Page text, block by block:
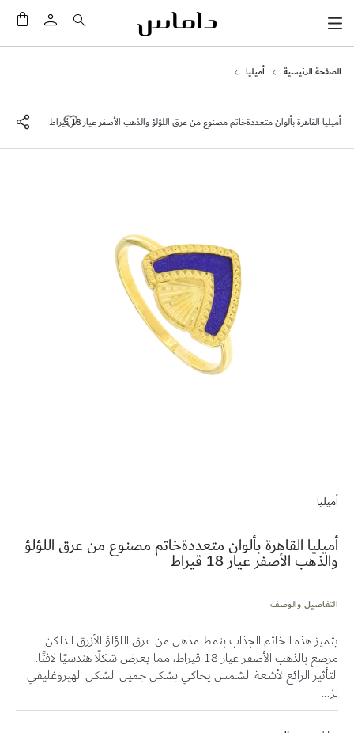
الصفحة الرئيسية أميليا
أميليا القاهرة بألوان متعددةخاتم مصنوع من عرق اللؤلؤ والذهب الأصفر عيار 18 قيراط
انتقل
إلى
بداية
الصور
أميليا
أميليا القاهرة بألوان متعددةخاتم مصنوع من عرق اللؤلؤ
والذهب الأصفر عيار 18 قيراط
التفاصيل والوصف
يتميز هذه الخاتم الجذاب بنمط مذهل من عرق اللؤلؤ الأزرق الداكن
مرصع بالذهب الأصفر عيار 18 قيراط، مما يعرض شكلًا هندسيًا لافتًا.
التأثير الرائع لأشعة الشمس يحاكي بشكل جميل الشكل الهيروغليفي
لز...